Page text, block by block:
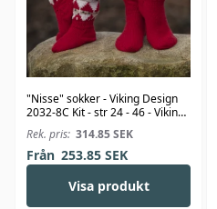
"Nisse" sokker - Viking Design
2032-8C Kit - str 24 - 46 - Viking
Alpaca Storm
Rek. pris: 314.85SEK
Från 253.85SEK
Visa produkt